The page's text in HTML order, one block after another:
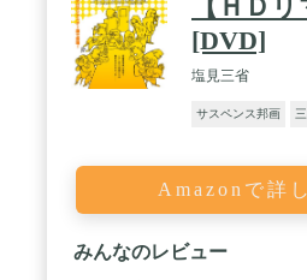
【ＨＤ
[DVD]
塩見三省
サスペンス邦画
Amazonで詳
みんなのレビュー